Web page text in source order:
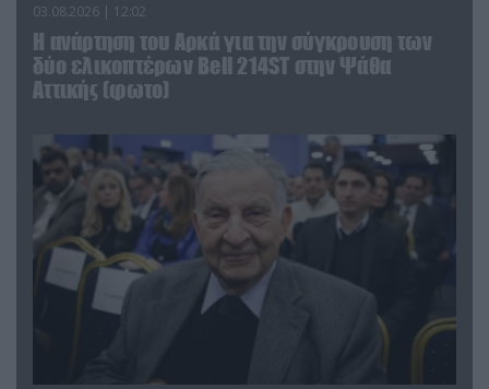
03.08.2026 | 12:02
Η ανάρτηση του Αρκά για την σύγκρουση των
δύο ελικοπτέρων Bell 214ST στην Ψάθα
Αττικής (φωτο)